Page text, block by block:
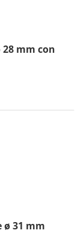
mm con
31 mm